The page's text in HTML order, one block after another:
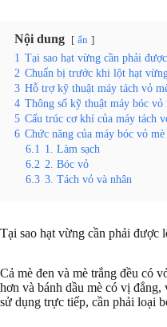
Nội dung ẩn
1 Tại sao hạt vừng cần phải
2 Chuẩn bị trước khi lột hạt
3 Hỗ trợ kỹ thuật máy tách vỏ
4 Thông số kỹ thuật máy bóc vỏ
5 Cấu trúc cơ khí của máy tách
6 Chức năng của máy bóc vỏ mè
6.1 1. Làm sạch
6.2 2. Bóc vỏ
6.3 3. Tách vỏ và nhân
Tại sao hạt vừng cần phải được
Cả mè đen và mè trắng đều có
hơn và bánh dầu mè có vị
sử dụng trực tiếp, cần phải loại